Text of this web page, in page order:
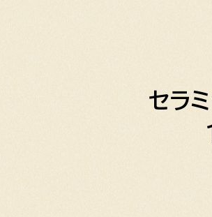
セラ